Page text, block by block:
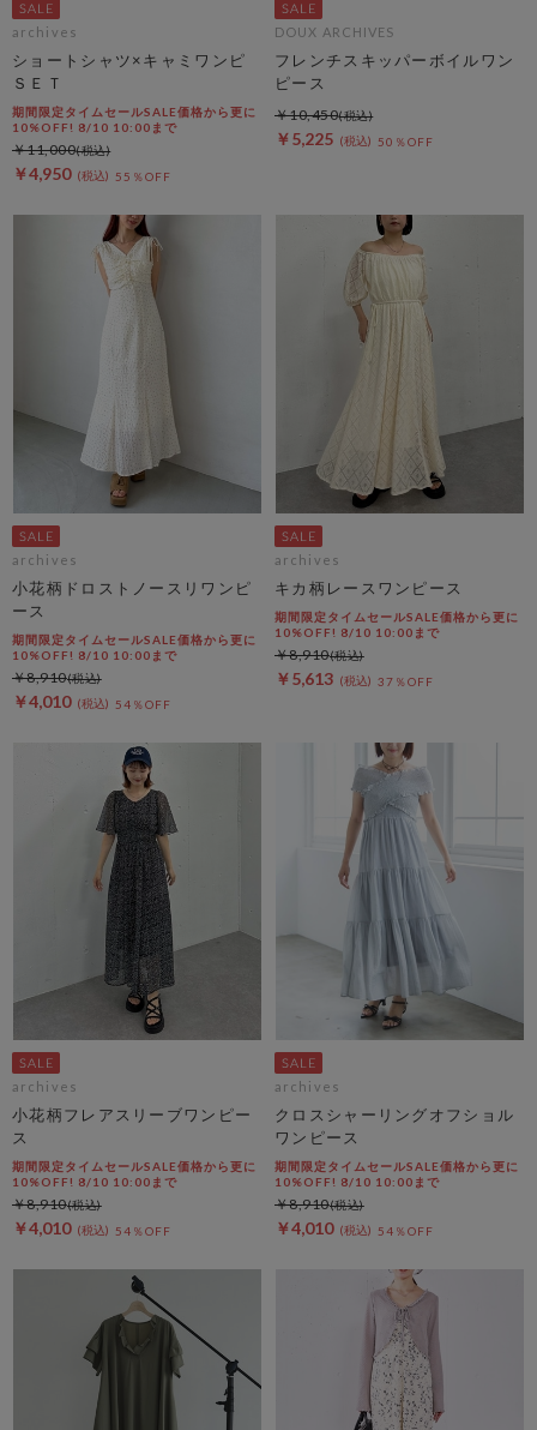
archives
ショートシャツ×キャミワンピ
ＳＥＴ
期間限定タイムセールSALE価格から更に
10%OFF! 8/10 10:00まで
￥4,950 55％OFF
￥11,000
DOUX ARCHIVES
フレンチスキッパーボイルワン
ピース
￥5,225 50％OFF
￥10,450
archives
小花柄ドロストノースリワンピ
ース
期間限定タイムセールSALE価格から更に
10%OFF! 8/10 10:00まで
￥4,010 54％OFF
￥8,910
archives
キカ柄レースワンピース
期間限定タイムセールSALE価格から更に
10%OFF! 8/10 10:00まで
￥5,613 37％OFF
￥8,910
archives
小花柄フレアスリーブワンピー
ス
期間限定タイムセールSALE価格から更に
10%OFF! 8/10 10:00まで
￥4,010 54％OFF
￥8,910
archives
クロスシャーリングオフショル
ワンピース
期間限定タイムセールSALE価格から更に
10%OFF! 8/10 10:00まで
￥4,010 54％OFF
￥8,910